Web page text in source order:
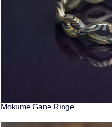
Mokume Gane Ringe